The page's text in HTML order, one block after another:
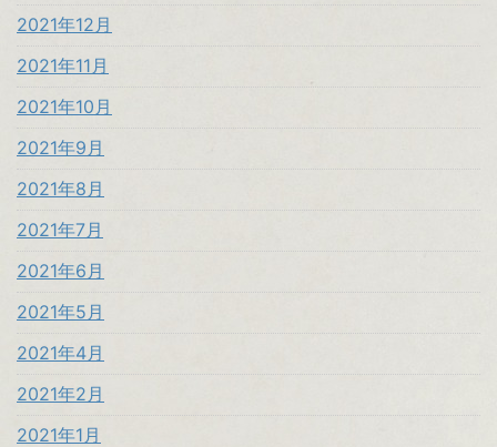
2021年12月
2021年11月
2021年10月
2021年9月
2021年8月
2021年7月
2021年6月
2021年5月
2021年4月
2021年2月
2021年1月